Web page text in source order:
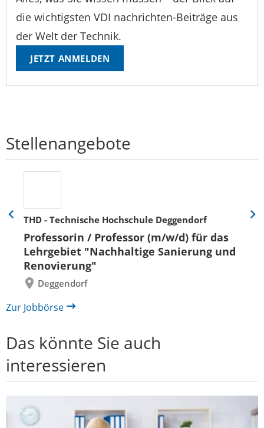
die wichtigsten VDI nachrichten-Beiträge aus
der Welt der Technik.
JETZT ANMELDEN
Stellenangebote
THD - Technische Hochschule Deggendorf
Professorin / Professor (m/w/d) für das
Lehrgebiet "Nachhaltige Sanierung und
Renovierung"
Deggendorf
Eine
zurück
Eine
Zur Jobbörse
Das könnte Sie auch
interessieren